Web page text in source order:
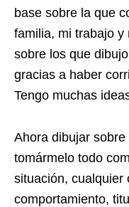
base sobre la que
familia, mi trabajo y
sobre los que
gracias a haber
Tengo muchas
Ahora dibujar
tomármelo todo
situación, cualquier
comportamiento,